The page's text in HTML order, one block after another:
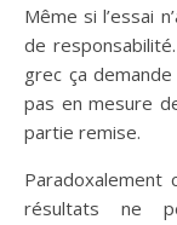
Même si l’essai
de
grec ça
pas en mesure
partie remise.
Paradoxalement
résultats ne